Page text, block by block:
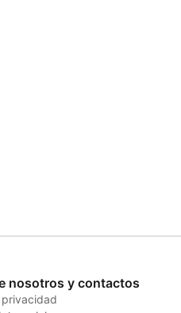
nosotros y contactos